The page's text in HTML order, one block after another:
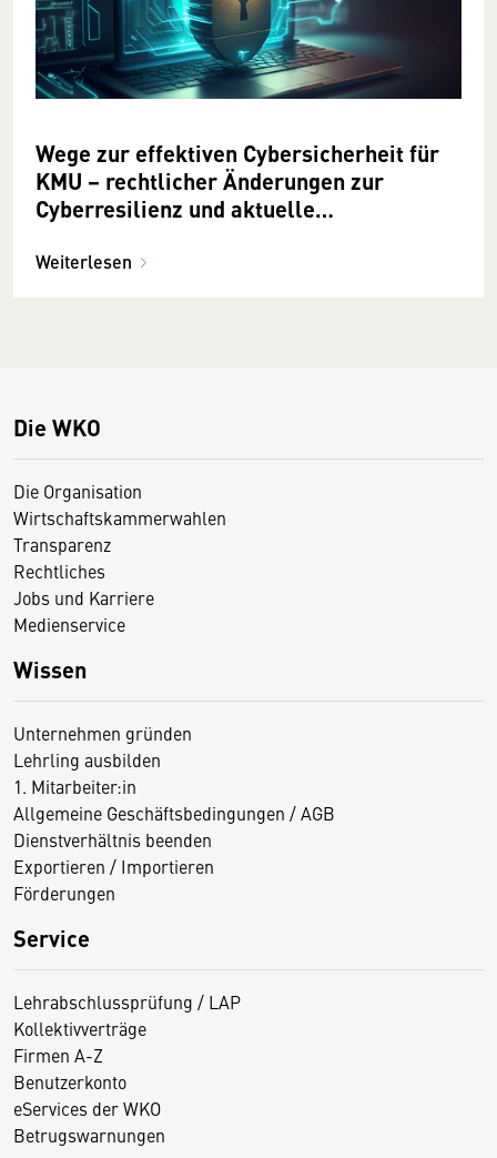
Wege zur effektiven Cybersicherheit für
KMU − rechtlicher Änderungen zur
Cyberresilienz und aktuelle
Weiterlesen
Die WKO
Die Organisation
Wirtschaftskammerwahlen
Transparenz
Rechtliches
Jobs und Karriere
Medienservice
Wissen
Unternehmen gründen
Lehrling ausbilden
1. Mitarbeiter:in
Allgemeine Geschäftsbedingungen / AGB
Dienstverhältnis beenden
Exportieren / Importieren
Förderungen
Service
Lehrabschlussprüfung / LAP
Kollektivverträge
Firmen A-Z
Benutzerkonto
eServices der WKO
Betrugswarnungen